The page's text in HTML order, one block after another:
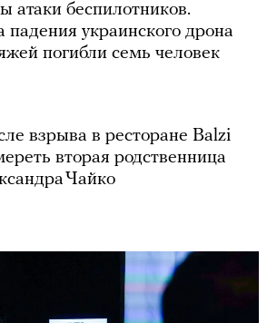
атаки беспилотников.
падения украинского дрона
погибли семь человек
взрыва в ресторане Balzi
вторая родственница
Чайко